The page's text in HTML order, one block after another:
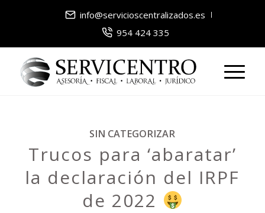
info@servicioscentralizados.es
954 424 335
SIN CATEGORIZAR
Trucos para ‘abaratar’
la declaración del IRPF
de 2022